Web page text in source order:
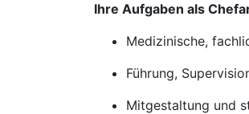
Ihre Aufgaben als
Medizinische,
Führung,
Mitgestaltung und